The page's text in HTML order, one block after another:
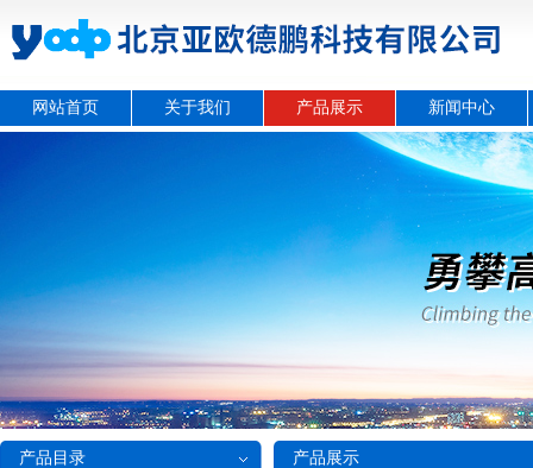
网站首页 关于我们 产品展示 新闻中心
产品目录 产品展示